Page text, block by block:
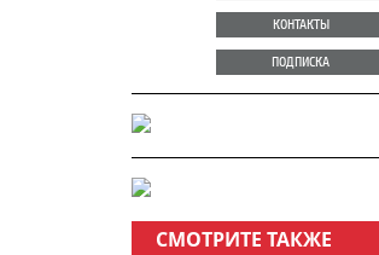
КОНТАКТЫ
ПОДПИСКА
СМОТРИТЕ ТАКЖЕ